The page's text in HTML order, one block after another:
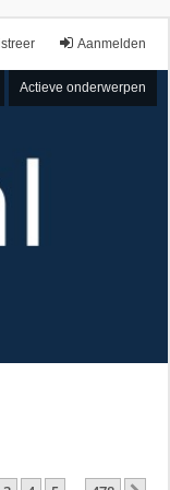
Aanmelden
Actieve onderwerpen